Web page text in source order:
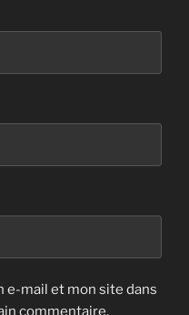
e-mail et mon site dans
commentaire.